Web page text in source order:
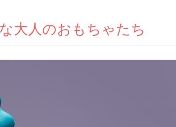
大人のおもちゃたち